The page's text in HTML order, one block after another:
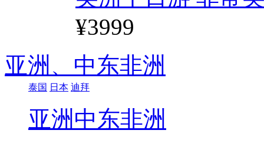
¥3999
亚洲、 中东非洲
泰国 日本 迪拜
亚洲 中东非洲